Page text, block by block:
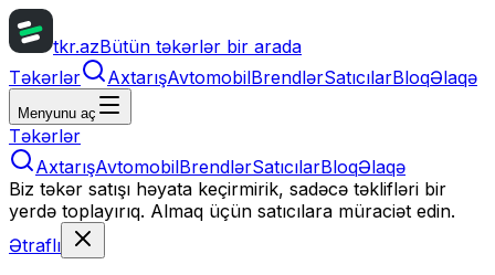
tkr.azBütün təkərlər bir arada
Təkərlər
AxtarışAvtomobilBrendlərSatıcılarBloqƏlaqə
Menyunu aç
Təkərlər
AxtarışAvtomobilBrendlərSatıcılarBloqƏlaqə
Biz təkər satışı həyata keçirmirik, sadəcə təklifləri bir
yerdə toplayırıq. Almaq üçün satıcılara müraciət edin.
Ətraflı